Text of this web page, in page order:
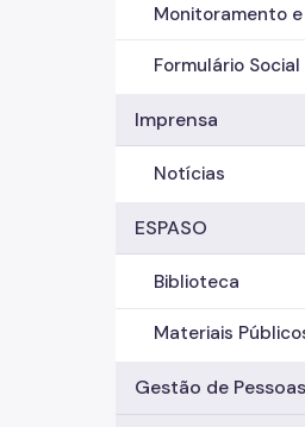
Monitoramento
Formulário Social
Imprensa
Notícias
ESPASO
Biblioteca
Materiais
Gestão de Pessoas